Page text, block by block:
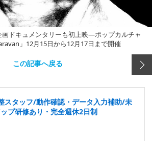
ドキュメンタリーも初上映―ポップカルチャ
」12月15日から12月17日まで開催
この記事へ戻る
スタッフ/動作確認・データ入力補助/未
プ研修あり・完全週休2日制